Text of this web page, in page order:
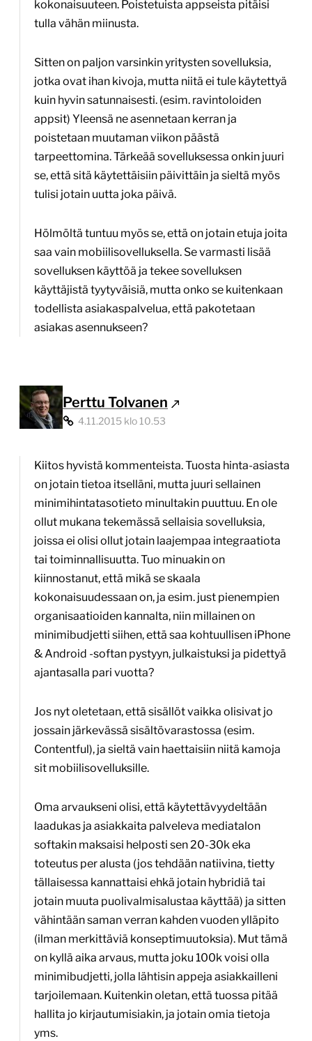
kokonaisuuteen. Poistetuista appseista pitäisi
tulla vähän miinusta.
Sitten on paljon varsinkin yritysten sovelluksia,
jotka ovat ihan kivoja, mutta niitä ei tule käytettyä
kuin hyvin satunnaisesti. (esim. ravintoloiden
appsit) Yleensä ne asennetaan kerran ja
poistetaan muutaman viikon päästä
tarpeettomina. Tärkeää sovelluksessa onkin juuri
se, että sitä käytettäisiin päivittäin ja sieltä myös
tulisi jotain uutta joka päivä.
Hölmöltä tuntuu myös se, että on jotain etuja joita
saa vain mobiilisovelluksella. Se varmasti lisää
sovelluksen käyttöä ja tekee sovelluksen
käyttäjistä tyytyväisiä, mutta onko se kuitenkaan
todellista asiakaspalvelua, että pakotetaan
asiakas asennukseen?
Perttu Tolvanen
4.11.2015 klo 10.53
Kiitos hyvistä kommenteista. Tuosta hinta-asiasta
on jotain tietoa itselläni, mutta juuri sellainen
minimihintatasotieto minultakin puuttuu. En ole
ollut mukana tekemässä sellaisia sovelluksia,
joissa ei olisi ollut jotain laajempaa integraatiota
tai toiminnallisuutta. Tuo minuakin on
kiinnostanut, että mikä se skaala
kokonaisuudessaan on, ja esim. just pienempien
organisaatioiden kannalta, niin millainen on
minimibudjetti siihen, että saa kohtuullisen iPhone
& Android -softan pystyyn, julkaistuksi ja pidettyä
ajantasalla pari vuotta?
Jos nyt oletetaan, että sisällöt vaikka olisivat jo
jossain järkevässä sisältövarastossa (esim.
Contentful), ja sieltä vain haettaisiin niitä kamoja
sit mobiilisovelluksille.
Oma arvaukseni olisi, että käytettävyydeltään
laadukas ja asiakkaita palveleva mediatalon
softakin maksaisi helposti sen 20-30k eka
toteutus per alusta (jos tehdään natiivina, tietty
tällaisessa kannattaisi ehkä jotain hybridiä tai
jotain muuta puolivalmisalustaa käyttää) ja sitten
vähintään saman verran kahden vuoden ylläpito
(ilman merkittäviä konseptimuutoksia). Mut tämä
on kyllä aika arvaus, mutta joku 100k voisi olla
minimibudjetti, jolla lähtisin appeja asiakkailleni
tarjoilemaan. Kuitenkin oletan, että tuossa pitää
hallita jo kirjautumisiakin, ja jotain omia tietoja
yms.